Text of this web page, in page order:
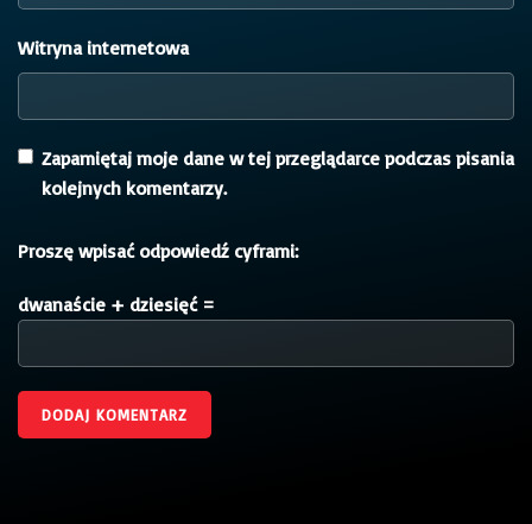
Witryna internetowa
Zapamiętaj moje dane w tej przeglądarce podczas pisania
kolejnych komentarzy.
Proszę wpisać odpowiedź cyframi:
dwanaście + dziesięć =